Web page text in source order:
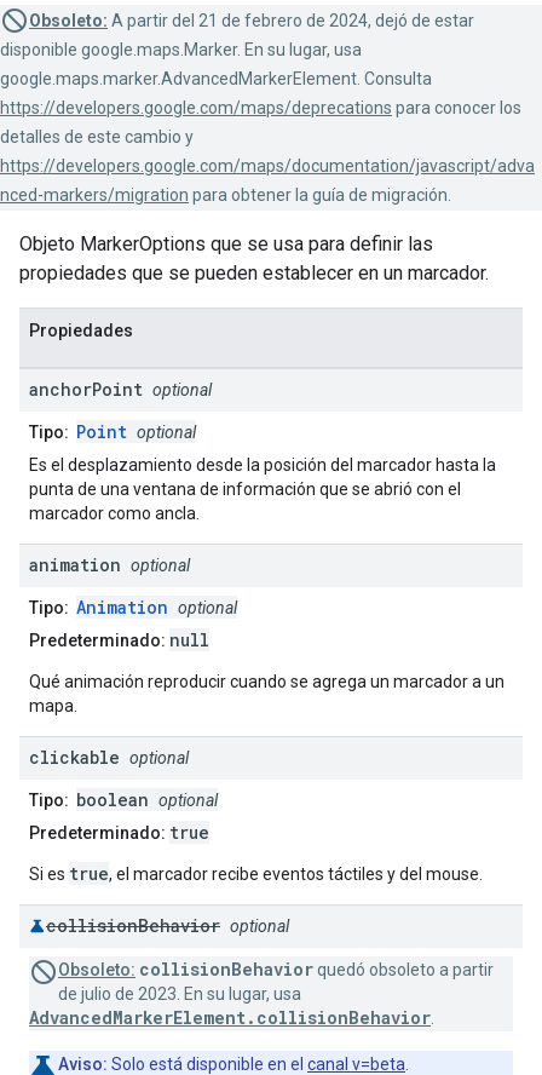
Obsoleto: A partir del 21 de febrero de 2024, dejó de estar
disponible google.maps.Marker. En su lugar, usa
google.maps.marker.AdvancedMarkerElement. Consulta
https://developers.google.com/maps/deprecations para conocer los
detalles de este cambio y
https://developers.google.com/maps/documentation/javascript/adva
nced-markers/migration para obtener la guía de migración.
Objeto MarkerOptions que se usa para definir las
propiedades que se pueden establecer en un marcador.
Propiedades
anchorPoint optional
Tipo: Point optional
Es el desplazamiento desde la posición del marcador hasta la
punta de una ventana de información que se abrió con el
marcador como ancla.
animation optional
Tipo: Animation optional
Predeterminado: null
Qué animación reproducir cuando se agrega un marcador a un
mapa.
clickable optional
Tipo: boolean optional
Predeterminado: true
Si es true, el marcador recibe eventos táctiles y del mouse.
collisionBehavior optional
Obsoleto: collisionBehaviorquedó obsoleto a partir
de julio de 2023. En su lugar, usa
AdvancedMarkerElement.collisionBehavior
Aviso: Solo está disponible en el canal v=beta